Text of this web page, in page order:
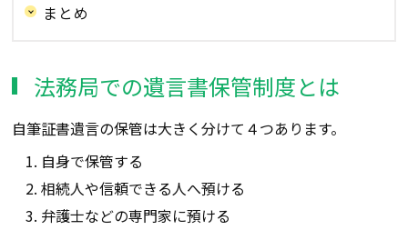
まとめ
法務局での遺言書保管制度とは
自筆証書遺言の保管は大きく分けて４つあります。
自身で保管する
相続人や信頼できる人へ預ける
弁護士などの専門家に預ける